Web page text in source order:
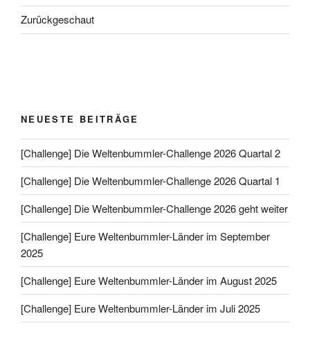
Zurückgeschaut
NEUESTE BEITRÄGE
[Challenge] Die Weltenbummler-Challenge 2026 Quartal 2
[Challenge] Die Weltenbummler-Challenge 2026 Quartal 1
[Challenge] Die Weltenbummler-Challenge 2026 geht weiter
[Challenge] Eure Weltenbummler-Länder im September
2025
[Challenge] Eure Weltenbummler-Länder im August 2025
[Challenge] Eure Weltenbummler-Länder im Juli 2025